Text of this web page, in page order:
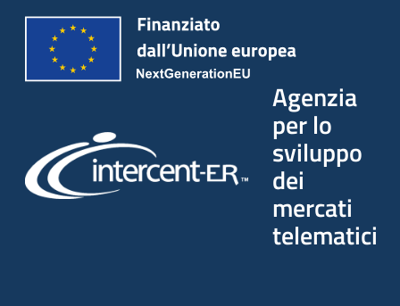
Agenzia
per lo
sviluppo
dei
mercati
telematici